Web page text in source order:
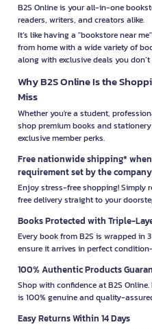
B2S Online is your all-in-one
readers, writers, and creators alike.
It’s like having a "bookstore near
from home with a wide variety of
along with exclusive deals you
Why B2S Online Is the
Miss
Whether you're a student,
shop premium books and
exclusive member perks.
Free nationwide shipping*
requirement set by the
Enjoy stress-free shopping! Simply
free delivery straight to your
Books Protected with Triple-
Every book from B2S is wrapped in
ensure it arrives in perfect
100% Authentic Products
Shop with confidence at B2S
is 100% genuine and quality-
Easy Returns Within 14 Days